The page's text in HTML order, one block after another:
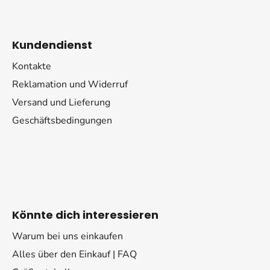
Kundendienst
Kontakte
Reklamation und Widerruf
Versand und Lieferung
Geschäftsbedingungen
Könnte dich interessieren
Warum bei uns einkaufen
Alles über den Einkauf | FAQ